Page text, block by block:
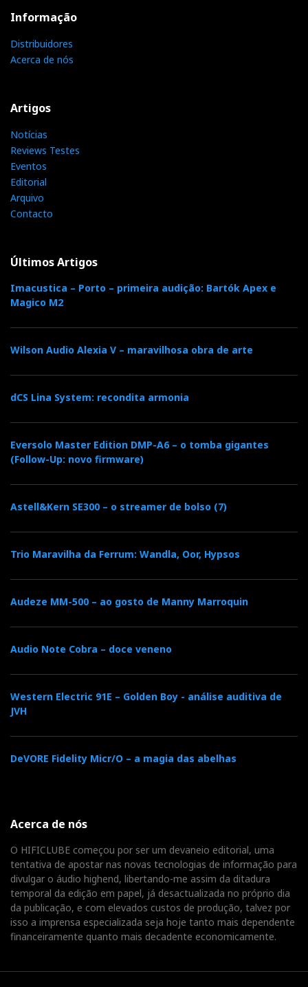
Informação
Distribuidores
Acerca de nós
Artigos
Notícias
Reviews Testes
Eventos
Editorial
Arquivo
Contacto
Últimos Artigos
Imacustica – Porto – primeira audição: Bartók Apex e
Magico M2
Wilson Audio Alexia V – maravilhosa obra de arte
dCS Lina System: recondita armonia
Eversolo Master Edition DMP-A6 – o tomba gigantes
(Follow-Up: novo firmware)
Astell&Kern SE300 – o streamer de bolso (7)
Trio Maravilha da Ferrum: Wandla, Oor, Hypsos
Audeze MM-500 – ao gosto de Manny Marroquin
Audio Note Cobra – doce veneno
Western Electric 91E – Golden Boy - análise auditiva de
JVH
DeVORE Fidelity Micr/O – a magia das abelhas
Acerca de nós
O HIFICLUBE começou por ser um devaneio editorial, uma
tentativa de apostar nas novas tecnologias de informação para
divulgar o áudio highend, libertando-me assim da ditadura
temporal da edição em papel, já desactualizada no próprio dia
da publicação, e com elevados custos de produção, talvez por
isso a imprensa especializada seja hoje tanto mais dependente
financeiramente quanto mais decadente economicamente.